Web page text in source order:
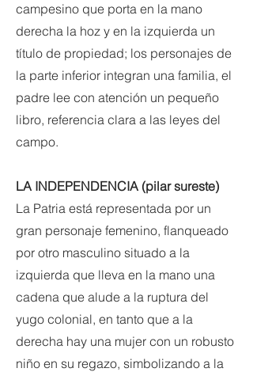
campesino que porta en la mano
derecha la hoz y en la izquierda un
título de propiedad; los personajes de
la parte inferior integran una familia, el
padre lee con atención un pequeño
libro, referencia clara a las leyes del
campo.
LA INDEPENDENCIA (pilar sureste)
La Patria está representada por un
gran personaje femenino, flanqueado
por otro masculino situado a la
izquierda que lleva en la mano una
cadena que alude a la ruptura del
yugo colonial, en tanto que a la
derecha hay una mujer con un robusto
niño en su regazo, simbolizando a la